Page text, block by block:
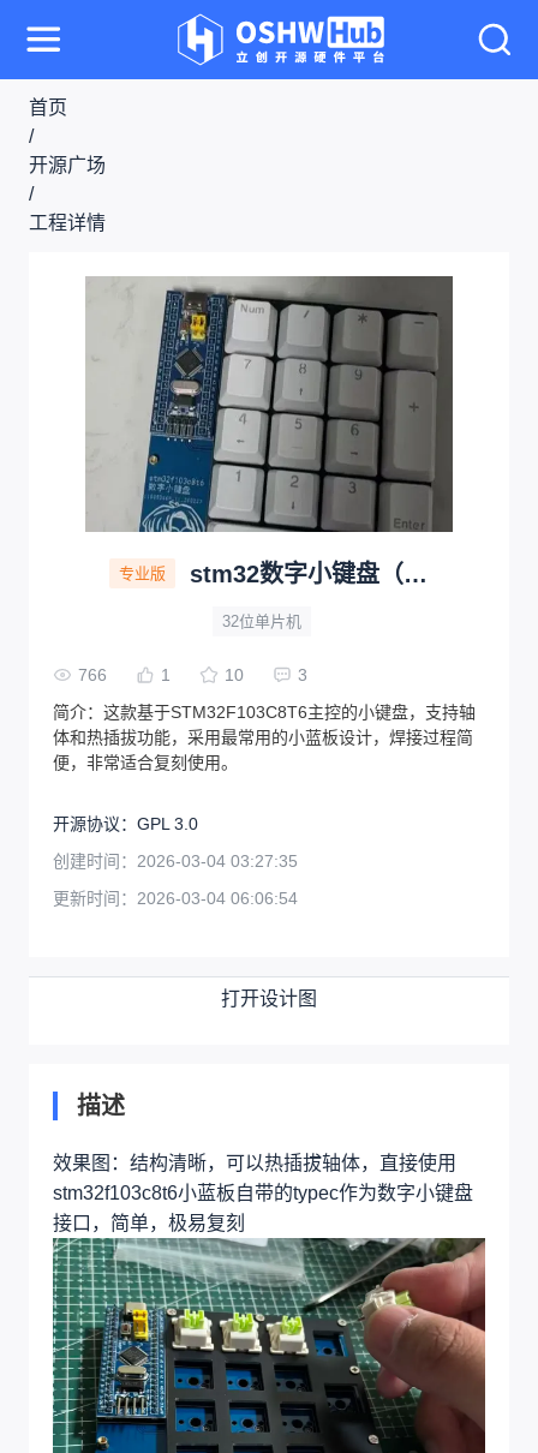
首页
/
开源广场
/
工程详情
专业版 stm32数字小键盘（简化版）
32位单片机
766 1 10
3
简介： 这款基于STM32F103C8T6主控的小键盘，支持轴
体和热插拔功能，采用最常用的小蓝板设计，焊接过程简
便，非常适合复刻使用。
开源协议： GPL 3.0
创建时间： 2026-03-04 03:27:35
更新时间： 2026-03-04 06:06:54
打开设计图
描述
效果图：结构清晰，可以热插拔轴体，直接使用
stm32f103c8t6小蓝板自带的typec作为数字小键盘
接口，简单，极易复刻